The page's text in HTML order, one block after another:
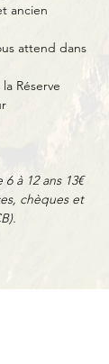
ancien
attend dans
Réserve
à 12 ans 13€
chèques et